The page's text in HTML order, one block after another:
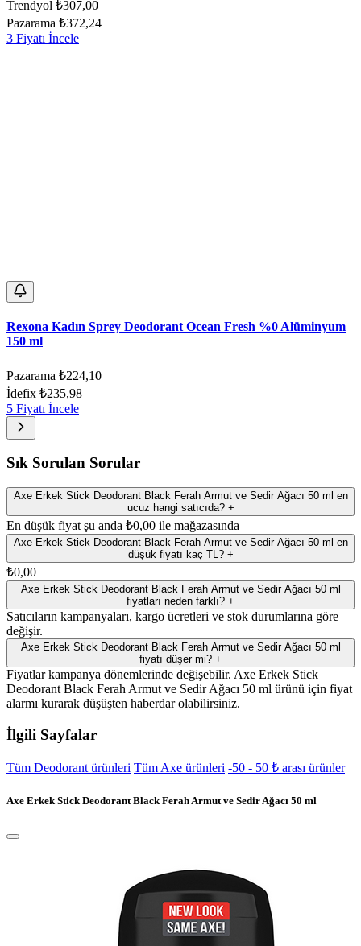
Trendyol ₺307,00
Pazarama ₺372,24
3 Fiyatı İncele
Rexona Kadın Sprey Deodorant Ocean Fresh %0 Alüminyum
150 ml
Pazarama ₺224,10
İdefix ₺235,98
5 Fiyatı İncele
Sık Sorulan Sorular
Axe Erkek Stick Deodorant Black Ferah Armut ve Sedir Ağacı 50 ml en
ucuz hangi satıcıda? +
En düşük fiyat şu anda ₺0,00 ile mağazasında
Axe Erkek Stick Deodorant Black Ferah Armut ve Sedir Ağacı 50 ml en
düşük fiyatı kaç TL? +
₺0,00
Axe Erkek Stick Deodorant Black Ferah Armut ve Sedir Ağacı 50 ml
fiyatları neden farklı? +
Satıcıların kampanyaları, kargo ücretleri ve stok durumlarına göre
değişir.
Axe Erkek Stick Deodorant Black Ferah Armut ve Sedir Ağacı 50 ml
fiyatı düşer mi? +
Fiyatlar kampanya dönemlerinde değişebilir. Axe Erkek Stick
Deodorant Black Ferah Armut ve Sedir Ağacı 50 ml ürünü için fiyat
alarmı kurarak düşüşten haberdar olabilirsiniz.
İlgili Sayfalar
Tüm Deodorant ürünleri Tüm Axe ürünleri -50 - 50 ₺ arası ürünler
Axe Erkek Stick Deodorant Black Ferah Armut ve Sedir Ağacı 50 ml